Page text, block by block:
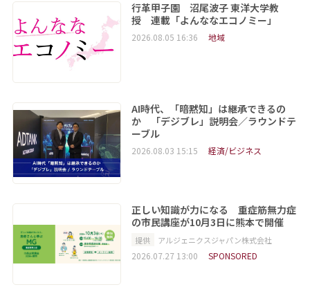
行革甲子園 沼尾波子 東洋大学教
授 連載「よんななエコノミー」
2026.08.05 16:36 地域
AI時代、「暗黙知」は継承できるの
か 「デジブレ」説明会／ラウンドテ
ーブル
2026.08.03 15:15 経済/ビジネス
正しい知識が力になる 重症筋無力症
の市民講座が10月3日に熊本で開催
提供 アルジェニクスジャパン株式会社
2026.07.27 13:00 SPONSORED